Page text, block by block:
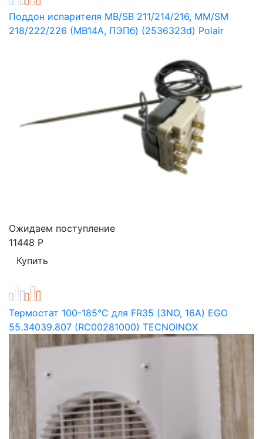
Поддон испарителя MB/SB 211/214/216, MM/SM
218/222/226 (МВ14А, ПЭПб) (2536323d) Polair
Ожидаем поступление
11448 Р
Термостат 100-185°C для FR35 (3NO, 16A) EGO
55.34039.807 (RC00281000) TECNOINOX